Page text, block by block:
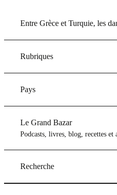
Entre Grèce et Turquie, les
Rubriques
Pays
Le Grand Bazar
Podcasts, livres, blog, recettes et
Recherche